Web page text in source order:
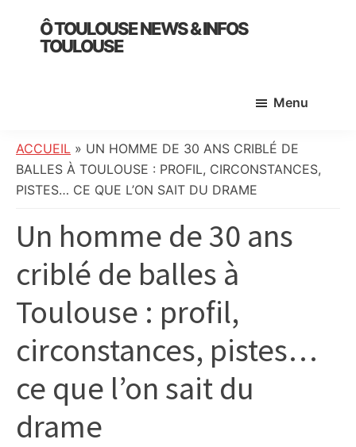
primary
Ô TOULOUSE NEWS & INFOS
TOULOUSE
:
info
locale,
culture,
politique,
météo,
divers
initiatives
Menu
ACCUEIL » UN HOMME DE 30 ANS CRIBLÉ DE
BALLES À TOULOUSE : PROFIL, CIRCONSTANCES,
PISTES… CE QUE L’ON SAIT DU DRAME
Un homme de 30 ans
criblé de balles à
Toulouse : profil,
circonstances, pistes…
ce que l’on sait du
drame